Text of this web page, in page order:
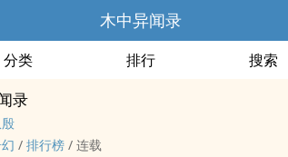
木中异闻录
分类 排行 搜索
录
/ 排行榜 / 连载